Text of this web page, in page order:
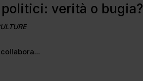
verità o bugia?